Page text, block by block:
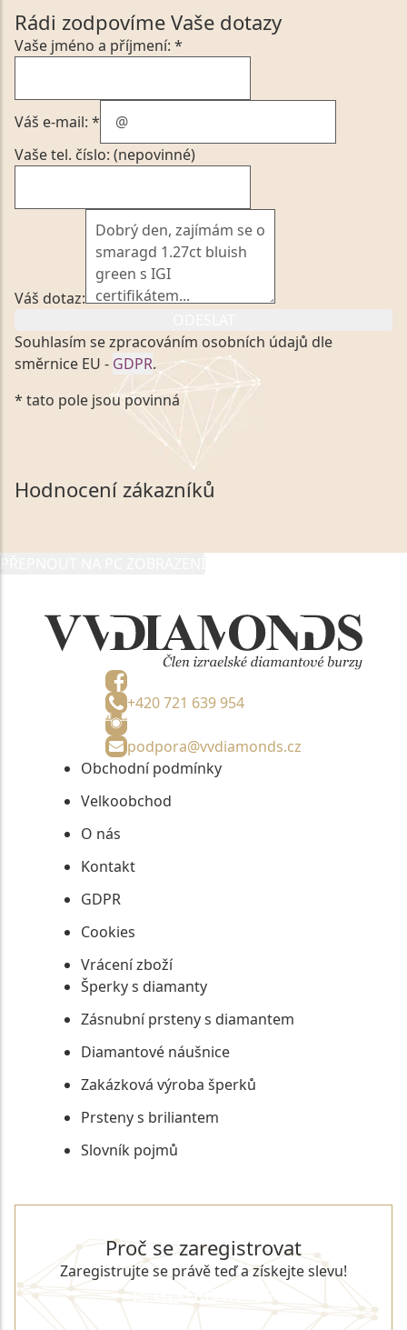
Rádi zodpovíme Vaše dotazy
Vaše jméno a příjmení: *
Váš e-mail: *
Vaše tel. číslo: (nepovinné)
Váš dotaz:
Souhlasím se zpracováním osobních údajů dle
směrnice EU - GDPR.
Kliknutím na výše uvedený odkaz, v souladu se
zákonem č. 101/2000 Sb. v platném znění výslovně
souhlasím se zpracováním a uchováním veškerých
mých osobních údajů, které poskytuji prostřednictvím
společnosti VVDiamonds s.r.o., IČO: 05892481. Tyto
údaje poskytuji společnosti VVDiamonds s.r.o., IČO:
* tato pole jsou povinná
Hodnocení zákazníků
+420 721 639 954
podpora@vvdiamonds.cz
Obchodní podmínky
Velkoobchod
O nás
Kontakt
GDPR
Cookies
Vrácení zboží
Šperky s diamanty
Zásnubní prsteny s diamantem
Diamantové náušnice
Zakázková výroba šperků
Prsteny s briliantem
Slovník pojmů
Proč se zaregistrovat
Zaregistrujte se právě teď a získejte slevu!
REGISTROVAT SE